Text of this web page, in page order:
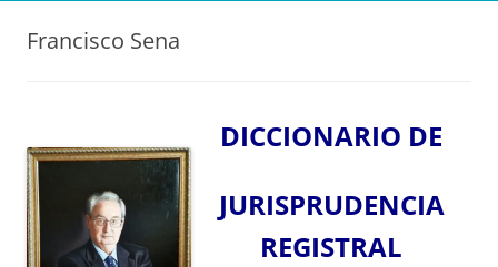
Francisco Sena
DICCIONARIO DE
JURISPRUDENCIA
REGISTRAL